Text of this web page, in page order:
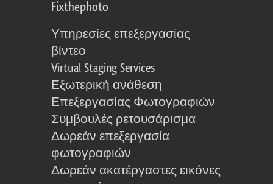
Fixthephoto
Υπηρεσίες επεξεργασίας
βίντεο
Virtual Staging Services
Εξωτερική ανάθεση
Επεξεργασίας Φωτογραφιών
Συμβουλές ρετουσάρισμα
Δωρεάν επεξεργασία
φωτογραφιών
Δωρεάν ακατέργαστες εικόνες